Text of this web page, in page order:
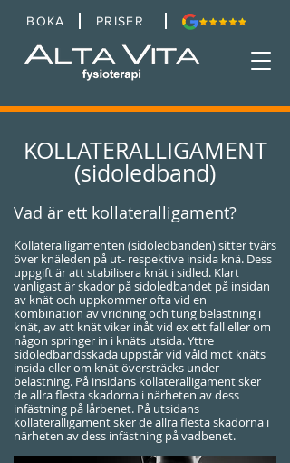
BOKA PRISER
KOLLATERALLIGAMENT
(sidoledband)
Vad är ett kollateralligament?
Kollateralligamenten (sidoledbanden) sitter tvärs
över knäleden på ut- respektive insida knä. Dess
uppgift är att stabilisera knät i sidled. Klart
vanligast är skador på sidoledbandet på insidan
av knät och uppkommer ofta vid en
kombination av vridning och tung belastning i
knät, av att knät viker inåt vid ex ett fall eller om
någon springer in i knäts utsida. Yttre
sidoledbandsskada uppstår vid våld mot knäts
insida eller om knät översträcks under
belastning. På insidans kollateralligament sker
de allra flesta skadorna i närheten av dess
infästning på lårbenet. På utsidans
kollateralligament sker de allra flesta skadorna i
närheten av dess infästning på vadbenet.